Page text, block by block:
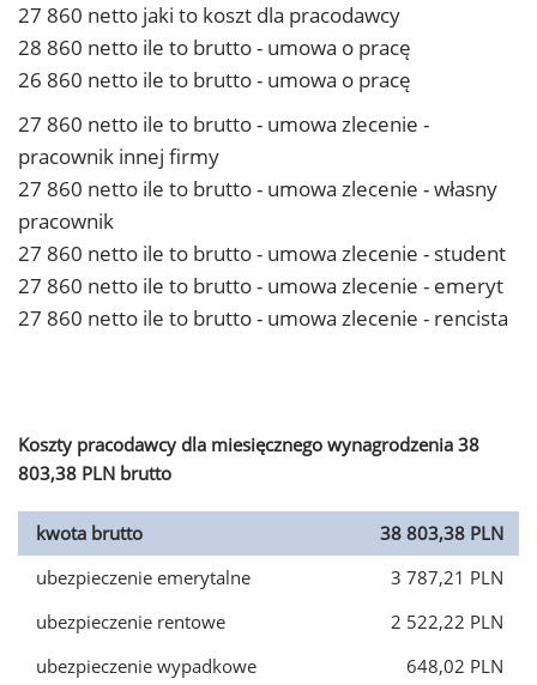
27 860 netto jaki to koszt dla pracodawcy
28 860 netto ile to brutto - umowa o pracę
26 860 netto ile to brutto - umowa o pracę
27 860 netto ile to brutto - umowa zlecenie -
pracownik innej firmy
27 860 netto ile to brutto - umowa zlecenie - własny
pracownik
27 860 netto ile to brutto - umowa zlecenie - student
27 860 netto ile to brutto - umowa zlecenie - emeryt
27 860 netto ile to brutto - umowa zlecenie - rencista
Koszty pracodawcy dla miesięcznego wynagrodzenia 38
803,38 PLN brutto
kwota brutto
38 803,38 PLN
ubezpieczenie emerytalne
3 787,21 PLN
ubezpieczenie rentowe
2 522,22 PLN
ubezpieczenie wypadkowe
648,02 PLN